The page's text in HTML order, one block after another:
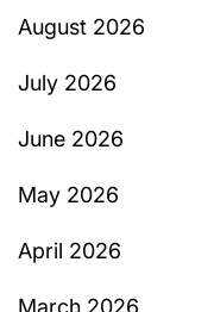
August 2026
July 2026
June 2026
May 2026
April 2026
March 2026